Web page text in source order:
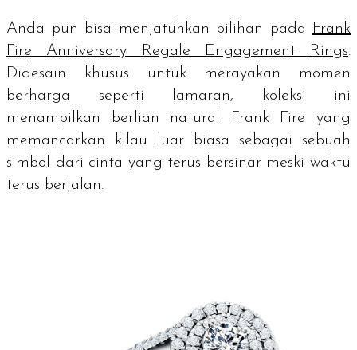
Anda pun bisa menjatuhkan pilihan pada
Frank
Fire Anniversary Regale Engagement Rings.
Didesain khusus untuk merayakan momen
berharga seperti lamaran, koleksi ini
menampilkan berlian natural Frank Fire yang
memancarkan kilau luar biasa sebagai sebuah
simbol dari cinta yang terus bersinar meski waktu
terus berjalan.